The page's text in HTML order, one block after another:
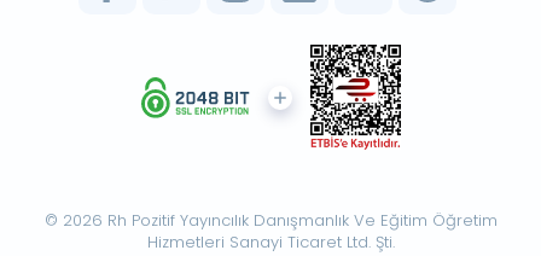
© 2026 Rh Pozitif Yayıncılık Danışmanlık Ve Eğitim Öğretim
Hizmetleri Sanayi Ticaret Ltd. Şti.